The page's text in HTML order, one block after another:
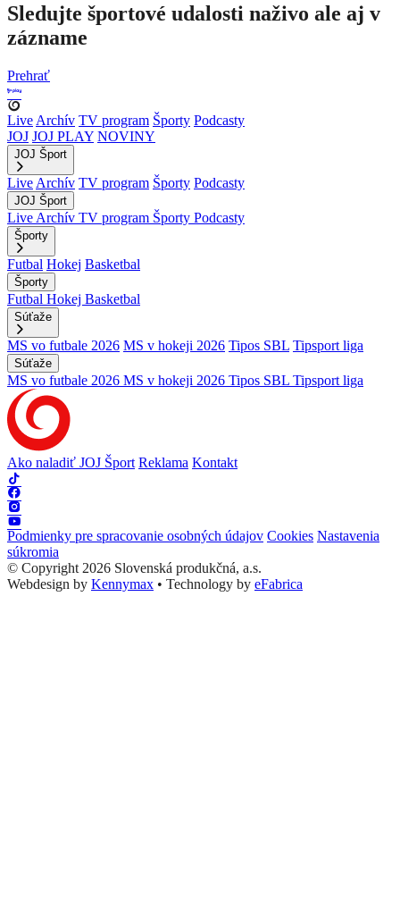
Sledujte športové udalosti naživo ale aj v
zázname
Prehrať
Live Archív TV program Športy Podcasty
JOJ JOJ PLAY NOVINY
JOJ Šport
Live Archív TV program Športy Podcasty
JOJ Šport
Live Archív TV program Športy Podcasty
Športy
Futbal Hokej Basketbal
Športy
Futbal Hokej Basketbal
Súťaže
MS vo futbale 2026 MS v hokeji 2026 Tipos SBL Tipsport liga
Súťaže
MS vo futbale 2026 MS v hokeji 2026 Tipos SBL Tipsport liga
Ako naladiť JOJ Šport Reklama Kontakt
Podmienky pre spracovanie osobných údajov Cookies Nastavenia
súkromia
© Copyright 2026 Slovenská produkčná, a.s.
Webdesign by Kennymax • Technology by eFabrica